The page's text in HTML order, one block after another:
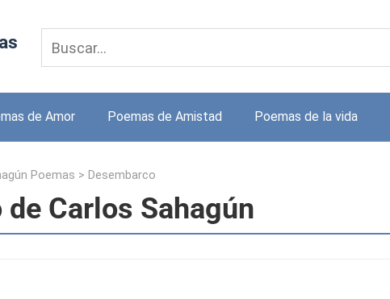
de Amor Poemas de Amistad Poemas de la vida
Poemas > Desembarco
Carlos Sahagún